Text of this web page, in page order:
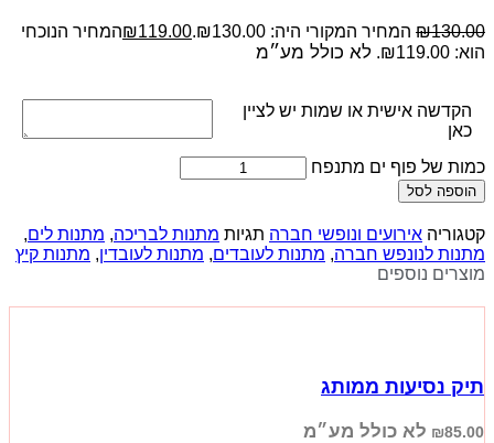
₪130.00 המחיר המקורי היה: ₪130.00. ₪119.00
המחיר הנוכחי
הוא: ₪119.00.
לא כולל מע״מ
הקדשה אישית או שמות יש לציין
כאן
כמות של פוף ים מתנפח
הוספה לסל
קטגוריה אירועים ונופשי חברה תגיות מתנות לבריכה, מתנות לים,
מתנות לנונפש חברה, מתנות לעובדים, מתנות לעובדין, מתנות קיץ
מוצרים נוספים
תיק נסיעות ממותג
₪85.00 לא כולל מע״מ